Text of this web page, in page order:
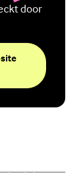
door
ik?
ik?